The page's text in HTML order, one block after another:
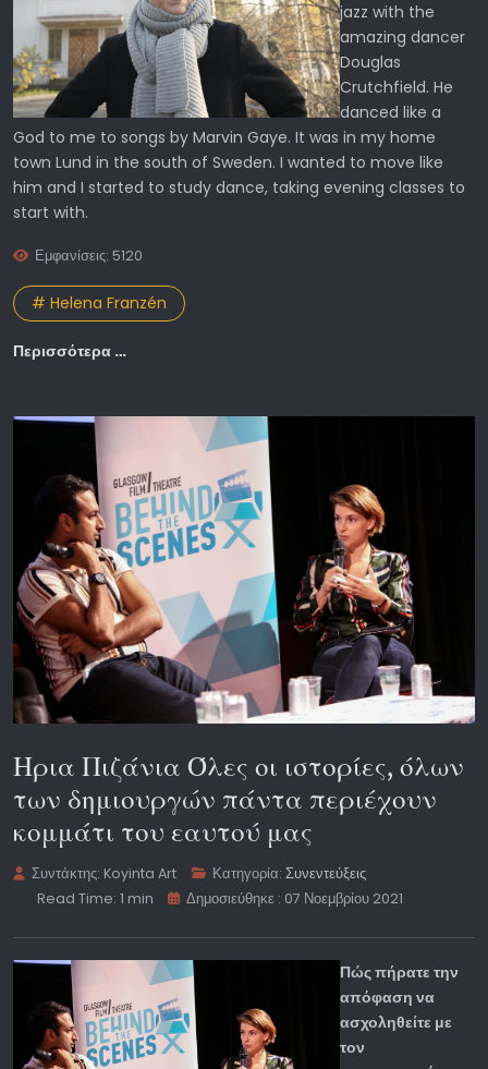
jazz with the
amazing dancer
Douglas
Crutchfield. He
danced like a
God to me to songs by Marvin Gaye. It was in my home
town Lund in the south of Sweden. I wanted to move like
him and I started to study dance, taking evening classes to
start with.
Εμφανίσεις: 5120
# Helena Franzén
Περισσότερα …
Ηρια Πιζάνια Όλες οι ιστορίες, όλων
των δημιουργών πάντα περιέχουν
κομμάτι του εαυτού μας
Συντάκτης: Koyinta Art Κατηγορία:Συνεντεύξεις
Read Time: 1 min
Δημοσιεύθηκε : 07 Νοεμβρίου 2021
Πώς πήρατε την
απόφαση να
ασχοληθείτε με
τον